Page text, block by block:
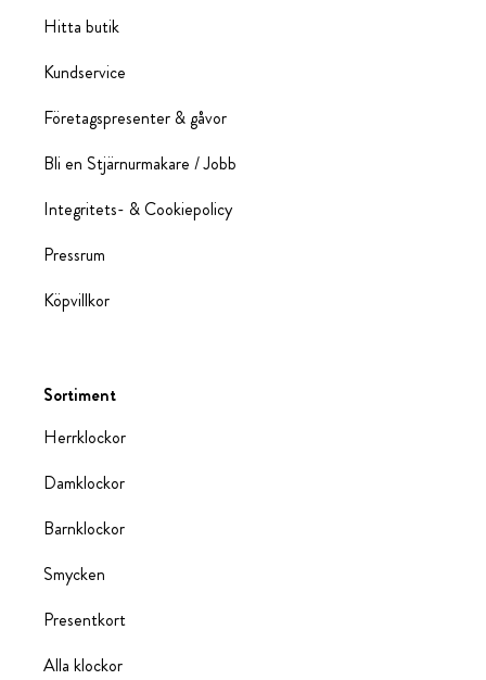
Hitta butik
Kundservice
Företagspresenter & gåvor
Bli en Stjärnurmakare / Jobb
Integritets- & Cookiepolicy
Pressrum
Köpvillkor
Sortiment
Herrklockor
Damklockor
Barnklockor
Smycken
Presentkort
Alla klockor